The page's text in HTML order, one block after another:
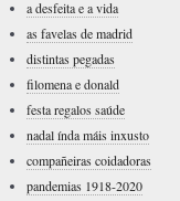
a desfeita e a vida
as favelas de madrid
distintas pegadas
filomena e donald
festa regalos saúde
nadal índa máis inxusto
compañeiras coidadoras
pandemias 1918-2020